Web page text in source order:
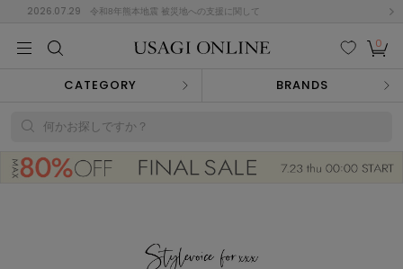
2026.07.29 令和8年熊本地震 被災地への支援に関して
0
CATEGORY BRANDS
何かお探しですか？
(2888)
B C D E F G